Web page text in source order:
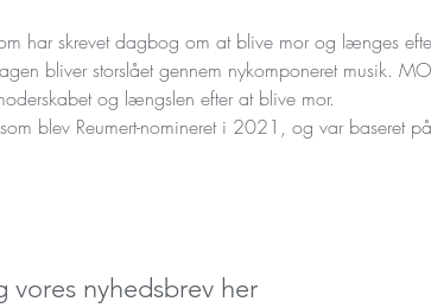
har skrevet dagbog om at blive mor og længes
bliver storslået gennem nykomponeret musik.
og længslen efter at blive mor.
blev Reumert-nomineret i 2021, og var baseret
vores nyhedsbrev her